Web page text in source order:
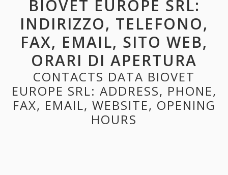
BIOVET EUROPE SRL:
INDIRIZZO, TELEFONO,
FAX, EMAIL, SITO WEB,
ORARI DI APERTURA
CONTACTS DATA BIOVET
EUROPE SRL: ADDRESS, PHONE,
FAX, EMAIL, WEBSITE, OPENING
HOURS